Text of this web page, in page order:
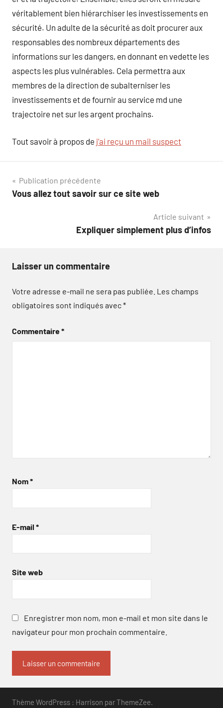
véritablement bien hiérarchiser les investissements en
sécurité. Un adulte de la sécurité as doit procurer aux
responsables des nombreux départements des
informations sur les dangers, en donnant en vedette les
aspects les plus vulnérables. Cela permettra aux
membres de la direction de subalterniser les
investissements et de fournir au service md une
trajectoire net sur les argent prochains.
Tout savoir à propos de j’ai reçu un mail suspect
Navigation
de
Publication précédente
Vous allez tout savoir sur ce site web
Article suivant
Expliquer simplement plus d’infos
Laisser un commentaire
Votre adresse e-mail ne sera pas publiée. Les champs
obligatoires sont indiqués avec*
Commentaire*
Nom*
E-mail *
Site web
Enregistrer mon nom, mon e-mail et mon site dans le
navigateur pour mon prochain commentaire.
Thème WordPress : Harrison par ThemeZee.